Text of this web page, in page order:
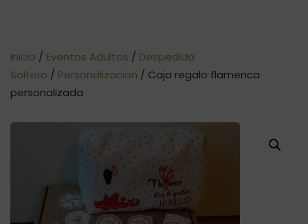
Inicio / Eventos Adultos / Despedida
Soltero / Personalizacion / Caja regalo flamenca
personalizada